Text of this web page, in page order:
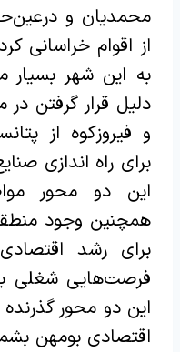
محمدیان و
از اقوام خراسانی
به این شهر بسیار
دلیل قرار گرفتن
و فیروزکوه از
برای راه اندازی
این دو محور
همچنین وجود
برای رشد
فرصت‌هایی شغلی
این دو محور
اقتصادی بومهن